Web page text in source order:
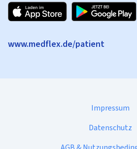
www.medflex.de/patient
Impressum
Datenschutz